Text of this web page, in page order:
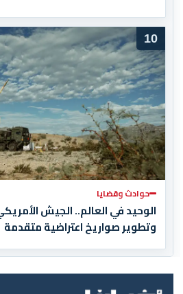
10
حوادث وقضايا
الوحيد في العالم.. الجيش
وتطوير صواريخ اعتراضية متقدمة